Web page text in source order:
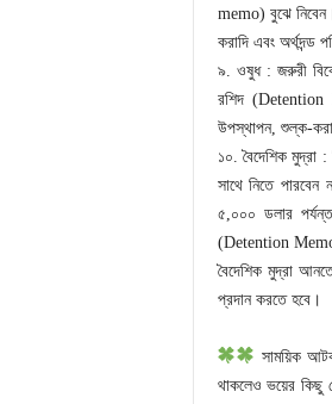
memo) বুঝে
করাদি এবং অর্থদন্ড
৯. ওষুধ : জরুরী
রশিদ (Detention
উপস্থাপন, শুল্ক-
১০. বৈদেশিক মুদ্রা
সাথে নিতে
৫,০০০ ডলার
(Detention Memo)
বৈদেশিক মুদ্রা
প্রদান করতে হবে।
সাময়িক
থাকলেও ভয়ের কিছু